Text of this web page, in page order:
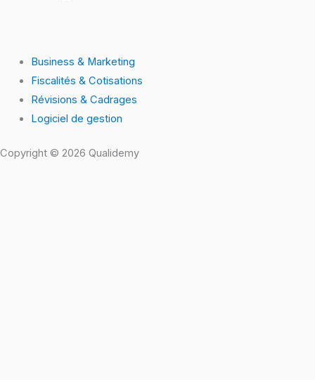
Business & Marketing
Fiscalités & Cotisations
Révisions & Cadrages
Logiciel de gestion
Copyright © 2026 Qualidemy